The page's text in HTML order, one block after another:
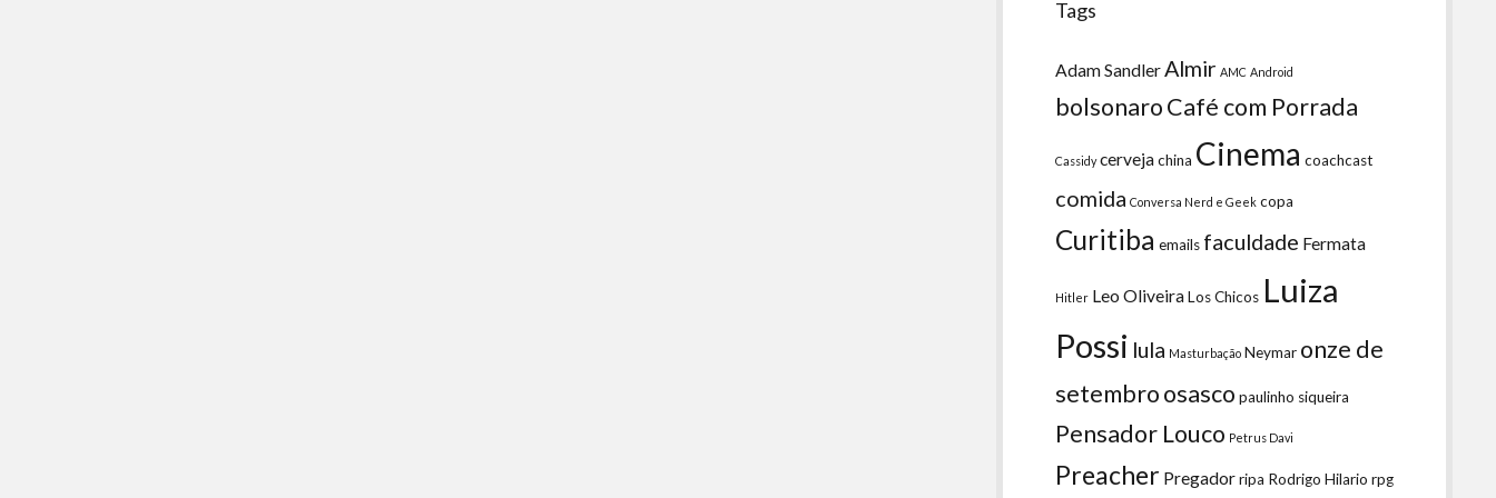
Tags
Adam Sandler Almir AMC Android
bolsonaroCafé com Porrada
Cassidy cervejachina Cinema coachcast
comida Conversa Nerd e Geek copa
Curitiba emails faculdade Fermata
Hitler Leo OliveiraLos Chicos Luiza
Possi lula Masturbação Neymar onze de
setembroosasco paulinho siqueira
Pensador Louco Petrus Davi
Preacher Pregadorripa Rodrigo Hilario rpg